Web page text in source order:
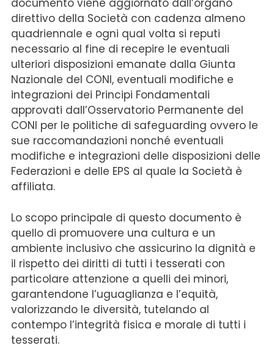
documento viene aggiornato dall’organo
direttivo della Società con cadenza almeno
quadriennale e ogni qual volta si reputi
necessario al fine di recepire le eventuali
ulteriori disposizioni emanate dalla Giunta
Nazionale del CONI, eventuali modifiche e
integrazioni dei Principi Fondamentali
approvati dall’Osservatorio Permanente del
CONI per le politiche di safeguarding ovvero le
sue raccomandazioni nonché eventuali
modifiche e integrazioni delle disposizioni delle
Federazioni e delle EPS al quale la Società è
affiliata.
Lo scopo principale di questo documento è
quello di promuovere una cultura e un
ambiente inclusivo che assicurino la dignità e
il rispetto dei diritti di tutti i tesserati con
particolare attenzione a quelli dei minori,
garantendone l’uguaglianza e l’equità,
valorizzando le diversità, tutelando al
contempo l’integrità fisica e morale di tutti i
tesserati.